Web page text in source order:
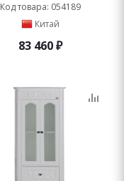
Код товара: 054189
Китай
83 460₽